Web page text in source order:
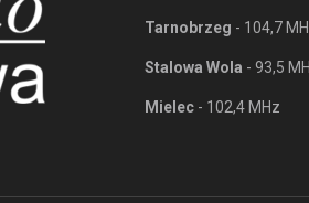
Tarnobrzeg - 104,7
Stalowa Wola - 93,5
Mielec - 102,4 MHz